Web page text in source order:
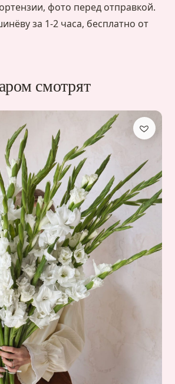
фото перед отправкой.
за 1-2 часа, бесплатно от
смотрят